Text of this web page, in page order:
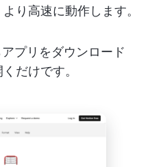
り高速に動作します。
プリをダウンロード
だけです。